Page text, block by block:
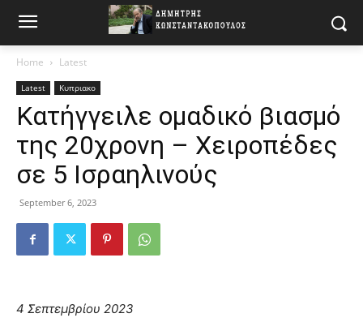
Home Latest
Latest Κυπριακο
Κατήγγειλε ομαδικό βιασμό
της 20χρονη – Χειροπέδες
σε 5 Ισραηλινούς
September 6, 2023
4 Σεπτεμβρίου 2023